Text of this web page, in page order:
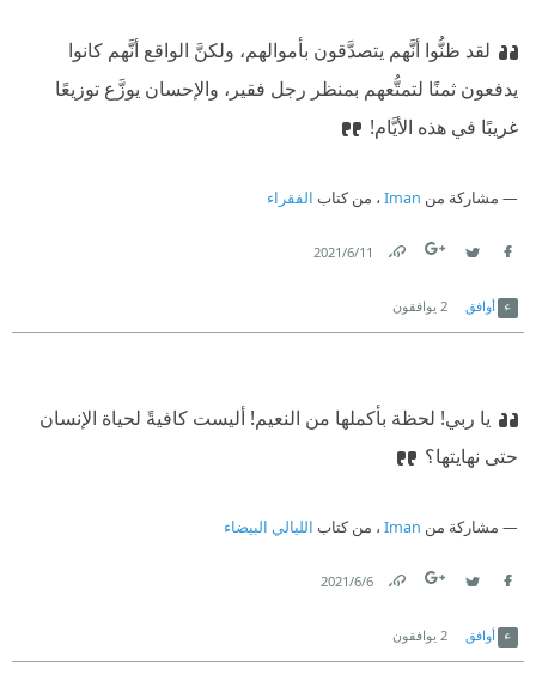
لقد ظنُّوا أنَّهم يتصدَّقون بأموالهم، ولكنَّ الواقع أنَّهم كانوا
يدفعون ثمنًا لتمتُّعهم بمنظر رجل فقير، والإحسان يوزَّع توزيعًا
غريبًا في هذه الأيَّام!
مشاركة من Iman ، من كتاب الفقراء
11‏/6‏/2021
أوافق 2 يوافقون
يا ربي! لحظة بأكملها من النعيم! أليست كافيةً لحياة الإنسان
حتى نهايتها؟
مشاركة من Iman ، من كتاب الليالي البيضاء
6‏/6‏/2021
أوافق 2 يوافقون